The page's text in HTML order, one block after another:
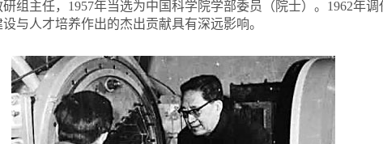
组主任，1957年当选为中国科学院学部委员（院士）。1962年
与人才培养作出的杰出贡献具有深远影响。